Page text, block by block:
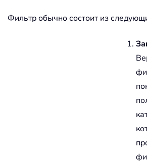
Фильтр обычно состоит из